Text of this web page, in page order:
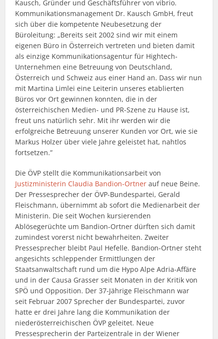
Kausch, Gründer und Geschäftsführer von vibrio.
Kommunikationsmanagement Dr. Kausch GmbH, freut
sich über die kompetente Neubesetzung der
Büroleitung: „Bereits seit 2002 sind wir mit einem
eigenen Büro in Österreich vertreten und bieten damit
als einzige Kommunikationsagentur für Hightech-
Unternehmen eine Betreuung von Deutschland,
Österreich und Schweiz aus einer Hand an. Dass wir nun
mit Martina Limlei eine Leiterin unseres etablierten
Büros vor Ort gewinnen konnten, die in der
österreichischen Medien- und PR-Szene zu Hause ist,
freut uns natürlich sehr. Mit ihr werden wir die
erfolgreiche Betreuung unserer Kunden vor Ort, wie sie
Markus Holzer über viele Jahre geleistet hat, nahtlos
fortsetzen.”
Die ÖVP stellt die Kommunikationsarbeit von
Justizministerin Claudia Bandion-Ortnerauf neue Beine.
Der Pressesprecher der ÖVP-Bundespartei, Gerald
Fleischmann, übernimmt ab sofort die Medienarbeit der
Ministerin. Die seit Wochen kursierenden
Ablösegerüchte um Bandion-Ortner dürften sich damit
zumindest vorerst nicht bewahrheiten. Zweiter
Pressesprecher bleibt Paul Hefelle. Bandion-Ortner steht
angesichts schleppender Ermittlungen der
Staatsanwaltschaft rund um die Hypo Alpe Adria-Affäre
und in der Causa Grasser seit Monaten in der Kritik von
SPÖ und Opposition. Der 37-Jährige Fleischmann war
seit Februar 2007 Sprecher der Bundespartei, zuvor
hatte er drei Jahre lang die Kommunikation der
niederösterreichischen ÖVP geleitet. Neue
Pressesprecherin der Parteizentrale in der Wiener